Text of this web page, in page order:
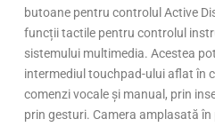
butoane pentru controlul Active
funcții tactile pentru controlul
sistemului multimedia. Acestea
intermediul touchpad-ului aflat în
comenzi vocale și manual, prin
prin gesturi. Camera amplasată